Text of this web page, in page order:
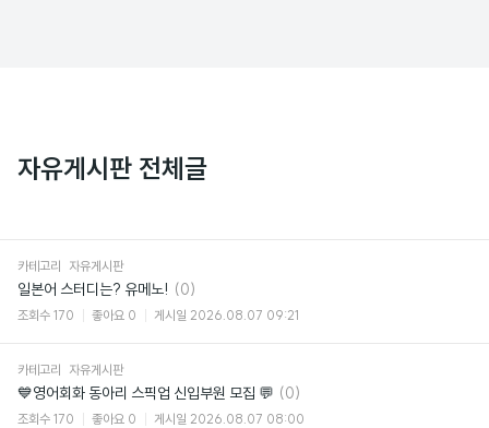
자유게시판 전체글
카테고리 자유게시판
일본어 스터디는? 유메노! 댓
글
(0)
조회수 170 좋아요 0 게시일 2026.08.07 09:21
카테고리 자유게시판
💙영어회화 동아리 스픽업 신입부원 모집 💬 댓
글
(0)
조회수 170 좋아요 0 게시일 2026.08.07 08:00